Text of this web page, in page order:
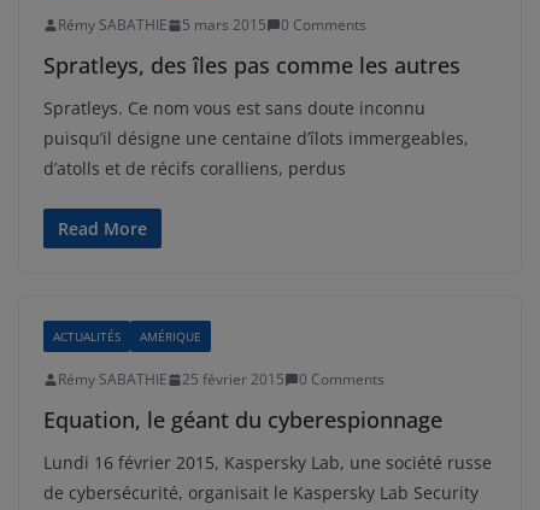
Rémy SABATHIE 5 mars 2015 0 Comments
Spratleys, des îles pas comme les autres
Spratleys. Ce nom vous est sans doute inconnu
puisqu’il désigne une centaine d’îlots immergeables,
d’atolls et de récifs coralliens, perdus
Read More
ACTUALITÉS AMÉRIQUE
Rémy SABATHIE 25 février 2015 0 Comments
Equation, le géant du cyberespionnage
Lundi 16 février 2015, Kaspersky Lab, une société russe
de cybersécurité, organisait le Kaspersky Lab Security